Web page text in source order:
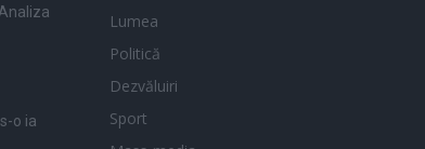
o ia
Lumea
Politică
Dezvăluiri
Sport